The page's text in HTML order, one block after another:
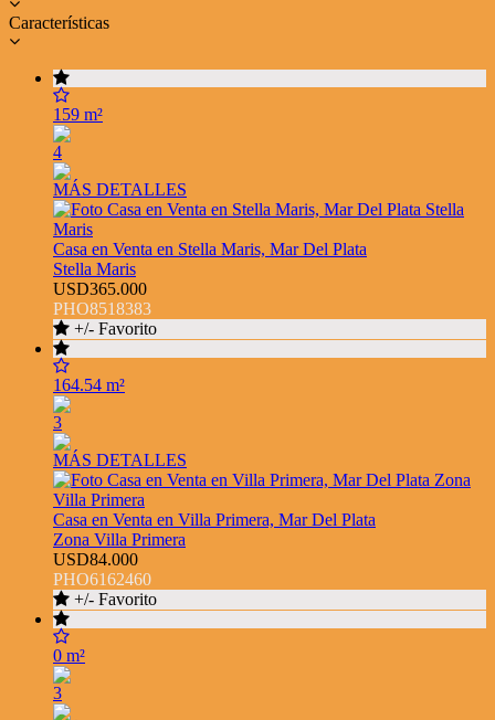
Características
159 m²
4
MÁS DETALLES
Casa en Venta en Stella Maris, Mar Del Plata
Stella Maris
USD365.000
PHO8518383
+/- Favorito
164.54 m²
3
MÁS DETALLES
Casa en Venta en Villa Primera, Mar Del Plata
Zona Villa Primera
USD84.000
PHO6162460
+/- Favorito
0 m²
3